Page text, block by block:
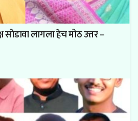
लागला हेच मोठ उत्तर –